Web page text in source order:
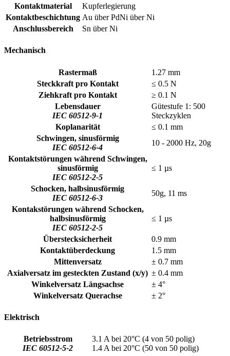
Kontaktmaterial
Kupferlegierung
Kontaktbeschichtung Au über PdNi über Ni
Anschlussbereich
Sn über Ni
Mechanisch
Rastermaß
1.27 mm
Steckkraft pro Kontakt
≤ 0.5 N
Ziehkraft pro Kontakt
≥ 0.1 N
Lebensdauer
IEC 60512-9-1
Gütestufe 1: 500
Steckzyklen
Koplanarität
≤ 0.1 mm
Schwingen, sinusförmig
IEC 60512-6-4
10 - 2000 Hz, 20g
Kontaktstörungen während Schwingen,
sinusförmig
IEC 60512-2-5
≤ 1 µs
Schocken, halbsinusförmig
IEC 60512-6-3
50g, 11 ms
Kontakstörungen während Schocken,
halbsinusförmig
IEC 60512-2-5
≤ 1 µs
Überstecksicherheit
0.9 mm
Kontaktüberdeckung
1.5 mm
Mittenversatz
± 0.7 mm
Axialversatz im gesteckten Zustand (x/y) ± 0.4 mm
Winkelversatz Längsachse
± 4°
Winkelversatz Querachse
± 2°
Elektrisch
Betriebsstrom
IEC 60512-5-2
3.1 A bei 20°C (4 von 50 polig)
1.4 A bei 20°C (50 von 50 polig)